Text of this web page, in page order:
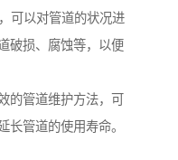
可以对管道的状况进
破损、腐蚀等，以便
的管道维护方法，可
长管道的使用寿命。